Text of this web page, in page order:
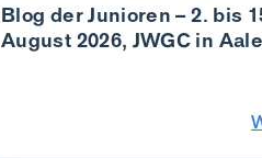
Blog der Junioren – 2. bis
August 2026, JWGC in